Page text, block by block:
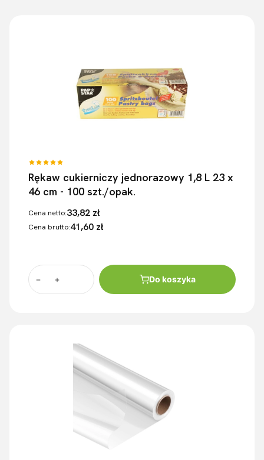
Rękaw cukierniczy jednorazowy 1,8 L 23 x
46 cm - 100 szt./opak.
Cena netto:33,82 zł
Cena brutto:41,60 zł
Do koszyka